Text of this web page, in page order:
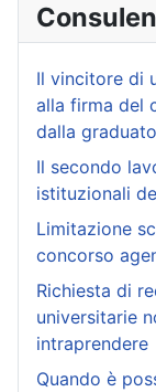
Il vincitore di
alla firma del
dalla
Il secondo
istituzionali
Limitazione
concorso
Richiesta di
universitarie
intraprendere
Quando è